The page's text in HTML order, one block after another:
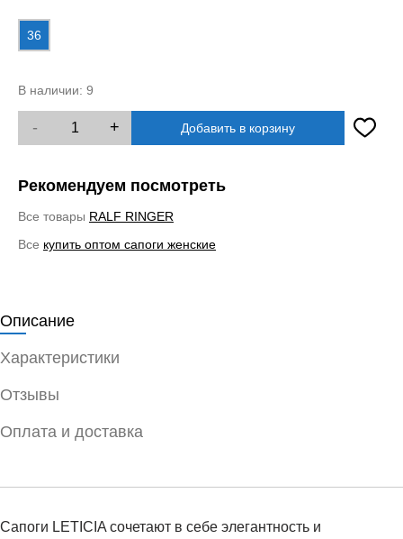
36
В наличии: 9
- + Добавить в корзину
Рекомендуем посмотреть
Все товары RALF RINGER
Все купить оптом сапоги женские
Описание
Характеристики
Отзывы
Оплата и доставка
Сапоги LETICIA сочетают в себе элегантность и